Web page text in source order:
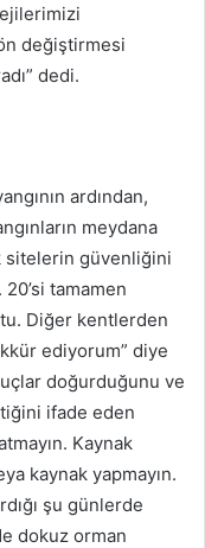
değiştirmesi
dedi.
ardından,
meydana
sitelerin güvenliğini
tamamen
Diğer kentlerden
ediyorum” diye
doğurduğunu ve
ifade eden
Kaynak
kaynak yapmayın.
şu günlerde
dokuz orman